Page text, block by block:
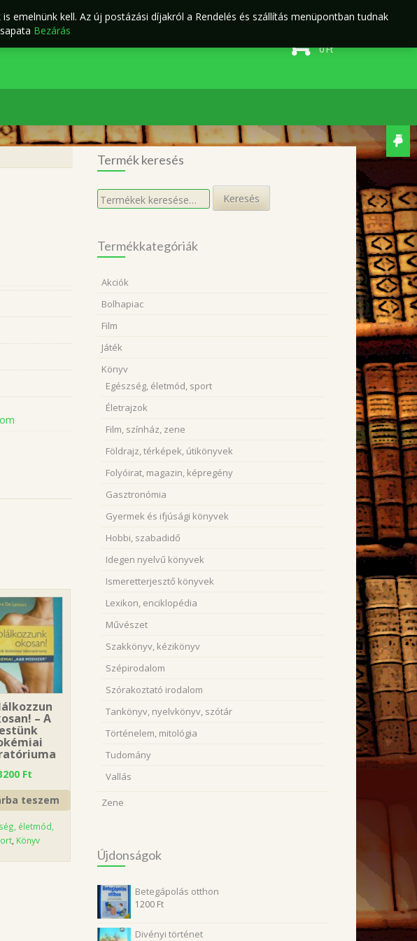
ÁSZF Kapcsolat Rendelés és szállítás Adatvédelmi irányelvek
0Ft
– A
Ft
teszem
életmód,
, Könyv
Termék keresés
Keresés
a
Keresés
Termékkategóriák
Akciók
Bolhapiac
Film
Játék
Könyv
Egészség, életmód, sport
Életrajzok
Film, színház, zene
Földrajz, térképek, útikönyvek
Folyóirat, magazin, képregény
Gasztronómia
Gyermek és ifjúsági könyvek
Hobbi, szabadidő
Idegen nyelvű könyvek
Ismeretterjesztő könyvek
Lexikon, enciklopédia
Művészet
Szakkönyv, kézikönyv
Szépirodalom
Szórakoztató irodalom
Tankönyv, nyelvkönyv, szótár
Történelem, mitológia
Tudomány
Vallás
Zene
Újdonságok
Betegápolás otthon
1200 Ft
Divényi történet
emelnünk kell. Az új postázási díjakról a Rendelés és szállítás menüpontban tudnak
Bezárás